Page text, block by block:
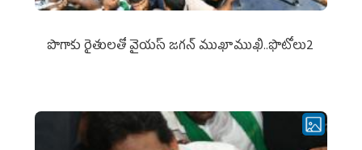
పొగాకు రైతుల‌తో వైయ‌స్ జ‌గ‌న్ ముఖాముఖి..ఫొటోలు2